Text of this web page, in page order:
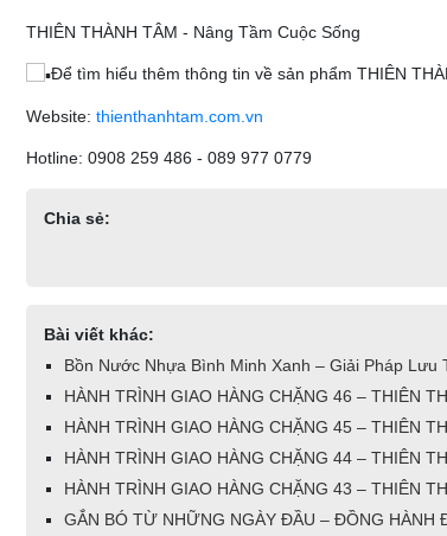
THIÊN THÀNH TÂM - Nâng Tầm Cuộc Sống
Để tìm hiểu thêm thông tin về sản phẩm THIÊN
Website: thienthanhtam.com.vn
Hotline: 0908 259 486 - 089 977 0779
Chia sẻ:
Bài viết khác:
Bồn Nước Nhựa Bình Minh Xanh – Giải Pháp
HÀNH TRÌNH GIAO HÀNG CHẶNG 46 – THIÊN
HÀNH TRÌNH GIAO HÀNG CHẶNG 45 – THIÊN
HÀNH TRÌNH GIAO HÀNG CHẶNG 44 – THIÊN
HÀNH TRÌNH GIAO HÀNG CHẶNG 43 – THIÊN
GẮN BÓ TỪ NHỮNG NGÀY ĐẦU – ĐỒNG HÀNH